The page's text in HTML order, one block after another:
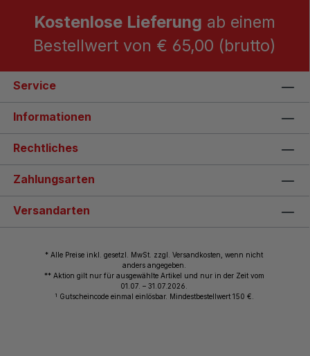
Kostenlose Lieferung ab einem
Bestellwert von € 65,00 (brutto)
Service
Informationen
Rechtliches
Zahlungsarten
Versandarten
* Alle Preise inkl. gesetzl. MwSt. zzgl. Versandkosten, wenn nicht
anders angegeben.
** Aktion gilt nur für ausgewählte Artikel und nur in der Zeit vom
01.07. – 31.07.2026.
1 Gutscheincode einmal einlösbar. Mindestbestellwert 150 €.